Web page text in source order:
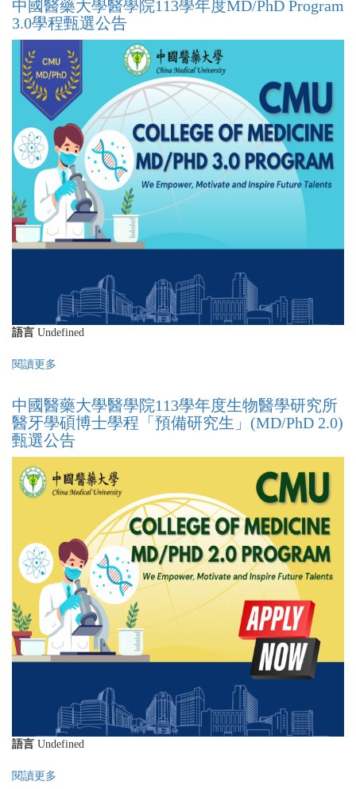
學
年
度
MD/PhD
3.0
學
程
錄
取
名
單
(CMU
College
of
Medicine
MD/PhD
Admission
List)
國
醫
藥
大
學
醫
學
院
113
學
年
度
MD/PhD
2.0
學
程
名
單
(CMU
Program
Admission
List)
中國醫藥大學醫學院113學年度MD/PhD Program
3.0學程甄選公告
語言 Undefined
閱讀更多
中
國
醫
藥
大
學
醫
113
學
年
度
MD/PhD
Program
3.0
學
程
公
告
中國醫藥大學醫學院113學年度生物醫學研究所
醫牙學碩博士學程「預備研究生」(MD/PhD 2.0)
甄選公告
語言 Undefined
閱讀更多